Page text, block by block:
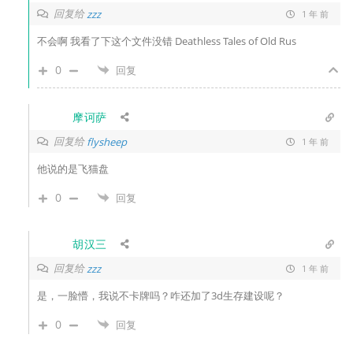
回复给zzz 1 年 前
不会啊 我看了下这个文件没错 Deathless Tales of Old Rus
0 回复
摩诃萨
回复给flysheep 1 年 前
他说的是飞猫盘
0 回复
胡汉三
回复给zzz 1 年 前
是，一脸懵，我说不卡牌吗？咋还加了3d生存建设呢？
0 回复